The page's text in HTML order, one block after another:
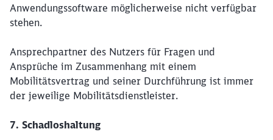
Anwendungssoftware möglicherweise nicht verfügbar
stehen.
Ansprechpartner des Nutzers für Fragen und
Ansprüche im Zusammenhang mit einem
Mobilitätsvertrag und seiner Durchführung ist immer
der jeweilige Mobilitätsdienstleister.
7. Schadloshaltung